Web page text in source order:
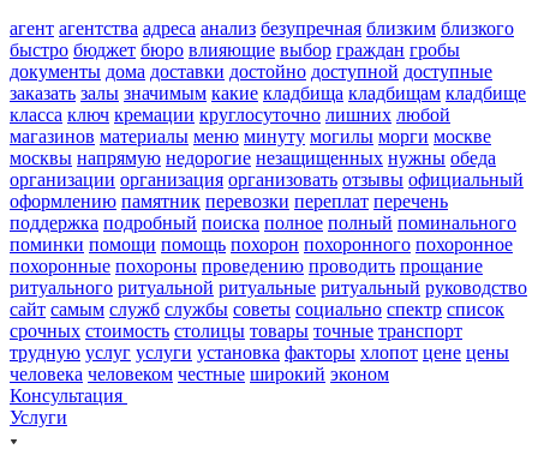
агент агентства адреса анализ безупречная близким близкого
быстро бюджет бюро влияющие выбор граждан гробы
документы дома доставки достойно доступной доступные
заказать залы значимым какие кладбища кладбищам кладбище
класса ключ кремации круглосуточно лишних любой
магазинов материалы меню минуту могилы морги москве
москвы напрямую недорогие незащищенных нужны обеда
организации организация организовать отзывы официальный
оформлению памятник перевозки переплат перечень
поддержка подробный поиска полное полный поминального
поминки помощи помощь похорон похоронного похоронное
похоронные похороны проведению проводить прощание
ритуального ритуальной ритуальные ритуальный руководство
сайт самым служб службы советы социально спектр список
срочных стоимость столицы товары точные транспорт
трудную услуг услуги установка факторы хлопот цене цены
человека человеком честные широкий эконом
Консультация
Услуги